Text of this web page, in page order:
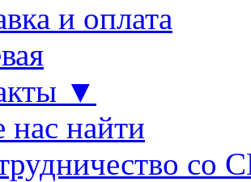
и оплата
▼
нас найти
со